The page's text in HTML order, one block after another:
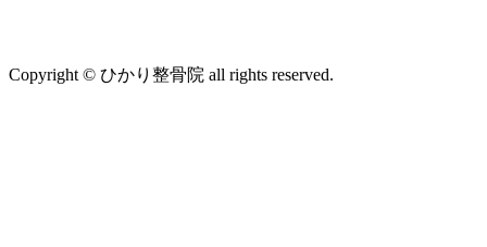
Copyright © ひかり整骨院 all rights reserved.